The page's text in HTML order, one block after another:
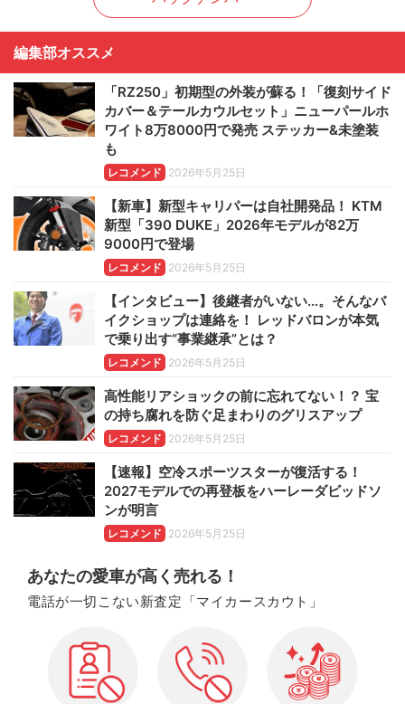
編集部オススメ
「RZ250」初期型の外装が蘇る！「復刻サイド
カバー＆テールカウルセット」ニューパールホ
ワイト8万8000円で発売 ステッカー&未塗装
も
レコメンド 2026年5月25日
【新車】新型キャリパーは自社開発品！ KTM
新型「390 DUKE」2026年モデルが82万
9000円で登場
レコメンド 2026年5月25日
【インタビュー】後継者がいない…。そんなバ
イクショップは連絡を！ レッドバロンが本気
で乗り出す“事業継承”とは？
レコメンド 2026年5月25日
高性能リアショックの前に忘れてない！？ 宝
の持ち腐れを防ぐ足まわりのグリスアップ
レコメンド 2026年5月25日
【速報】空冷スポーツスターが復活する！
2027モデルでの再登板をハーレーダビッドソ
ンが明言
レコメンド 2026年5月25日
あなたの愛車が高く売れる！
電話が一切こない新査定「マイカースカウト」